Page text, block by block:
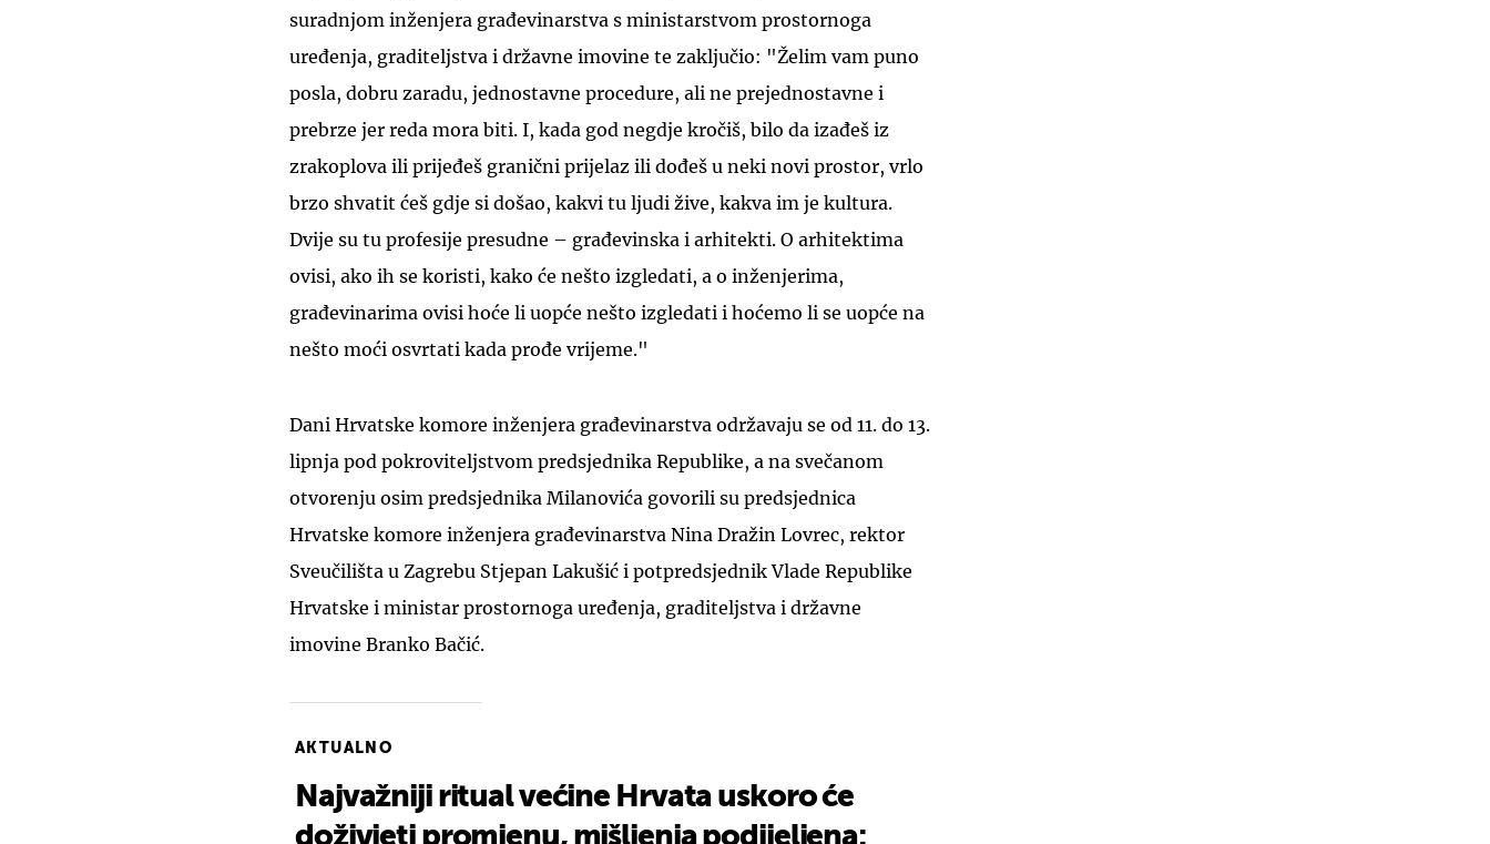
suradnjom inženjera građevinarstva s ministarstvom prostornoga
uređenja, graditeljstva i državne imovine te zaključio: "Želim vam puno
posla, dobru zaradu, jednostavne procedure, ali ne prejednostavne i
prebrze jer reda mora biti. I, kada god negdje kročiš, bilo da izađeš iz
zrakoplova ili prijeđeš granični prijelaz ili dođeš u neki novi prostor, vrlo
brzo shvatit ćeš gdje si došao, kakvi tu ljudi žive, kakva im je kultura.
Dvije su tu profesije presudne – građevinska i arhitekti. O arhitektima
ovisi, ako ih se koristi, kako će nešto izgledati, a o inženjerima,
građevinarima ovisi hoće li uopće nešto izgledati i hoćemo li se uopće na
nešto moći osvrtati kada prođe vrijeme."
Dani Hrvatske komore inženjera građevinarstva održavaju se od 11. do 13.
lipnja pod pokroviteljstvom predsjednika Republike, a na svečanom
otvorenju osim predsjednika Milanovića govorili su predsjednica
Hrvatske komore inženjera građevinarstva Nina Dražin Lovrec, rektor
Sveučilišta u Zagrebu Stjepan Lakušić i potpredsjednik Vlade Republike
Hrvatske i ministar prostornoga uređenja, graditeljstva i državne
imovine Branko Bačić.
AKTUALNO
Najvažniji ritual većine Hrvata uskoro će